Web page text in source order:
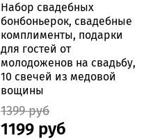
Набор свадебных
бонбоньерок, свадебные
комплименты, подарки
для гостей от
молодоженов на свадьбу,
10 свечей из медовой
вощины
1399 руб
1199 руб